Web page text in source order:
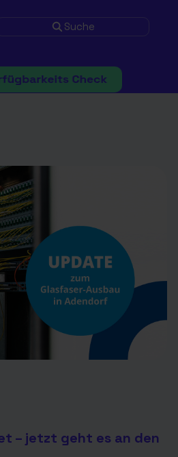
Suche
– jetzt geht es an den